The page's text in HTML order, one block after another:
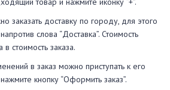
заказать доставку по городу, для этого
слова “Доставка”. Стоимость
стоимость заказа.
в заказ можно приступать к его
кнопку “Оформить заказ”.